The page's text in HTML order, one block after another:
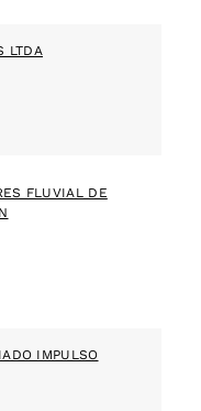
LTDA
FLUVIAL DE
IMPULSO